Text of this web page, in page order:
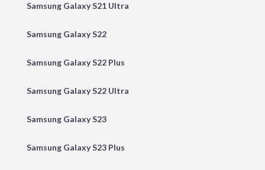
Samsung Galaxy S21 Ultra
Samsung Galaxy S22
Samsung Galaxy S22 Plus
Samsung Galaxy S22 Ultra
Samsung Galaxy S23
Samsung Galaxy S23 Plus